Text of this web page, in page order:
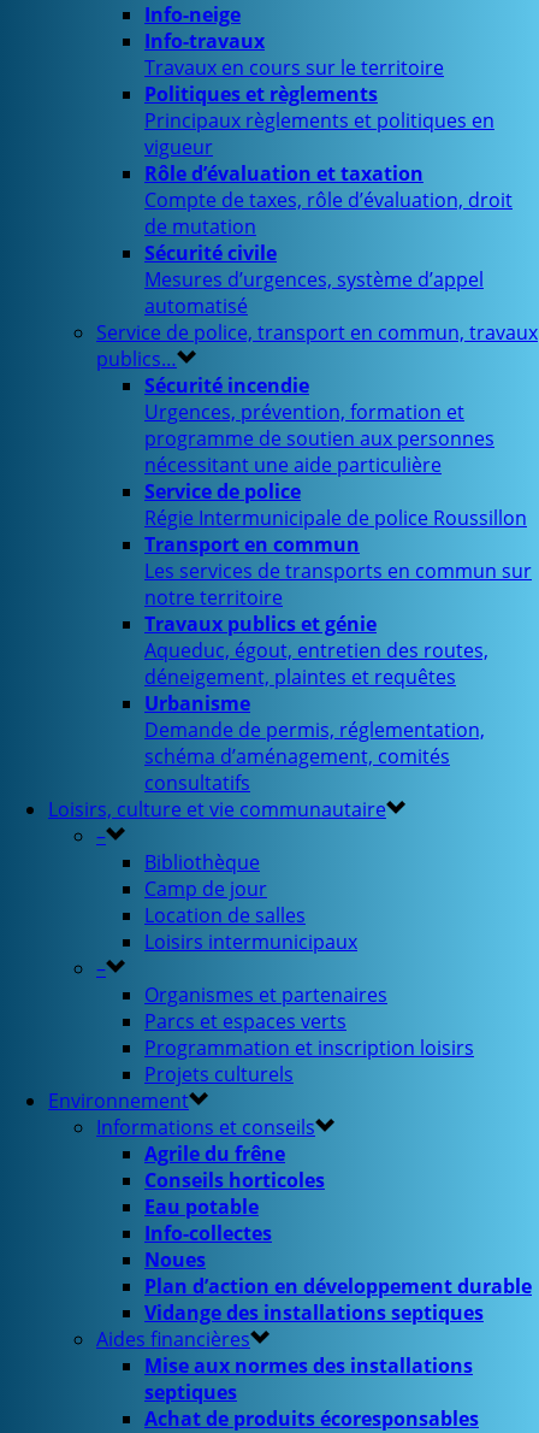
Info-neige
Info-travaux
Travaux en cours sur le territoire
Politiques et règlements
Principaux règlements et politiques en
vigueur
Rôle d’évaluation et taxation
Compte de taxes, rôle d’évaluation, droit
de mutation
Sécurité civile
Mesures d’urgences, système d’appel
automatisé
Service de police, transport en commun, travaux
publics…
Sécurité incendie
Urgences, prévention, formation et
programme de soutien aux personnes
nécessitant une aide particulière
Service de police
Régie Intermunicipale de police Roussillon
Transport en commun
Les services de transports en commun sur
notre territoire
Travaux publics et génie
Aqueduc, égout, entretien des routes,
déneigement, plaintes et requêtes
Urbanisme
Demande de permis, réglementation,
schéma d’aménagement, comités
consultatifs
Loisirs, culture et vie communautaire
–
Bibliothèque
Camp de jour
Location de salles
Loisirs intermunicipaux
–
Organismes et partenaires
Parcs et espaces verts
Programmation et inscription loisirs
Projets culturels
Environnement
Informations et conseils
Agrile du frêne
Conseils horticoles
Eau potable
Info-collectes
Noues
Plan d’action en développement durable
Vidange des installations septiques
Aides financières
Mise aux normes des installations
septiques
Achat de produits écoresponsables